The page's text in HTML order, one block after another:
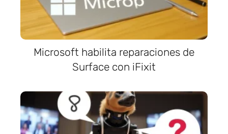
Microsoft habilita reparaciones de
Surface con iFixit